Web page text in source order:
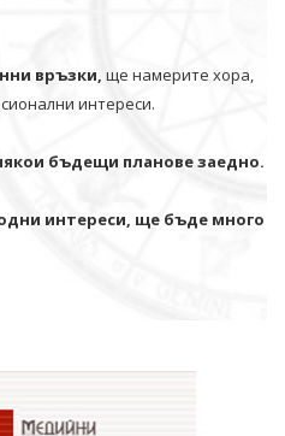
връзки, ще намерите хора,
интереси.
бъдещи планове заедно.
интереси, ще бъде много